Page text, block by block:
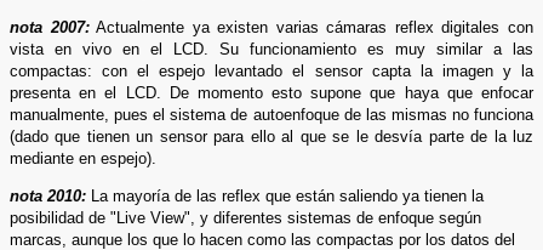
nota 2007:Actualmente ya existen varias cámaras reflex digitales con
vista en vivo en el LCD. Su funcionamiento es muy similar a las
compactas: con el espejo levantado el sensor capta la imagen y la
presenta en el LCD. De momento esto supone que haya que enfocar
manualmente, pues el sistema de autoenfoque de las mismas no funciona
(dado que tienen un sensor para ello al que se le desvía parte de la luz
mediante en espejo).
nota 2010: La mayoría de las reflex que están saliendo ya tienen la
posibilidad de "Live View", y diferentes sistemas de enfoque según
marcas, aunque los que lo hacen como las compactas por los datos del